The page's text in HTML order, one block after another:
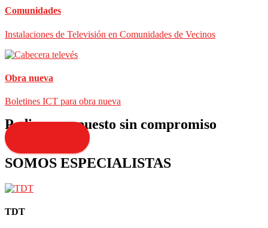
Comunidades
Instalaciones de Televisión en Comunidades de Vecinos
Obra nueva
Boletines ICT para obra nueva
Pedir presupuesto sin compromiso
SOMOS ESPECIALISTAS
TDT